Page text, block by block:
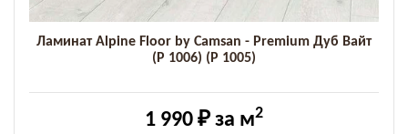
Ламинат Alpine Floor by Camsan - Premium Дуб Вайт
(P 1006) (P 1005)
1 990 ₽ за м2